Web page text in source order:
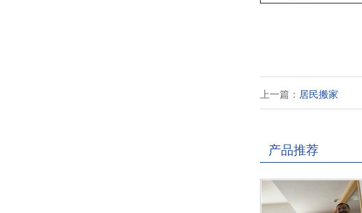
上一篇： 居民搬家
产品推荐